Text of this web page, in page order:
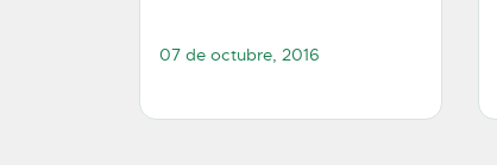
07 de octubre, 2016